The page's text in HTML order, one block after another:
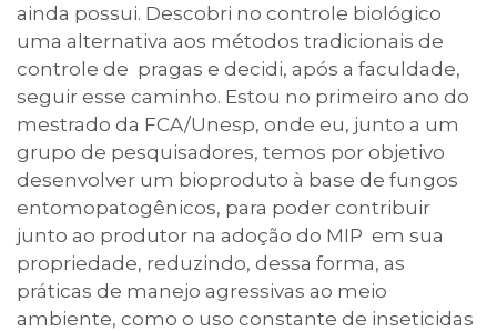
ainda possui. Descobri no controle biológico
uma alternativa aos métodos tradicionais de
controle de pragas e decidi, após a faculdade,
seguir esse caminho. Estou no primeiro ano do
mestrado da FCA/Unesp, onde eu, junto a um
grupo de pesquisadores, temos por objetivo
desenvolver um bioproduto à base de fungos
entomopatogênicos, para poder contribuir
junto ao produtor na adoção do MIP em sua
propriedade, reduzindo, dessa forma, as
práticas de manejo agressivas ao meio
ambiente, como o uso constante de inseticidas